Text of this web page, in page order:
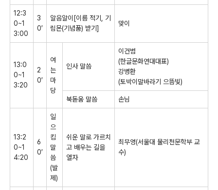
12:3
0~1
3:00
3
0′
알음알이 [이름 적기
기
림몬(기념품) 받기 ]
맞이
13:0
0~1
3:20
2
0′
여
는
마
당
인사 말씀
이건범
(한글문화연대대표)
강병환
(토박이말바라기 으뜸빛)
북돋움 말씀 손님
13:2
0~1
4:20
6
0′
일
으
킴
말
씀
(발
제)
쉬운 말로 가르치
고 배우는 길을
열자
최무영(서울대 물리천문학부 교
수)